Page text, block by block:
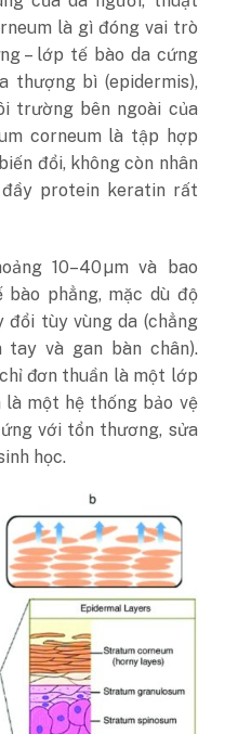
là gì đóng vai trò
– lớp tế bào da cứng
thượng bì (epidermis),
trường bên ngoài của
corneum là tập hợp
đổi, không còn nhân
đầy protein keratin rất
10–40 µm và bao
phẳng, mặc dù độ
tùy vùng da (chẳng
tay và gan bàn chân).
đơn thuần là một lớp
một hệ thống bảo vệ
với tổn thương, sửa
học.